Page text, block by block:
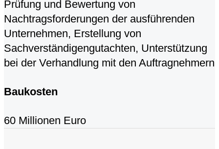
Prüfung und Bewertung von
Nachtragsforderungen der ausführenden
Unternehmen, Erstellung von
Sachverständigengutachten, Unterstützung
bei der Verhandlung mit den Auftragnehmern
Baukosten
60 Millionen Euro